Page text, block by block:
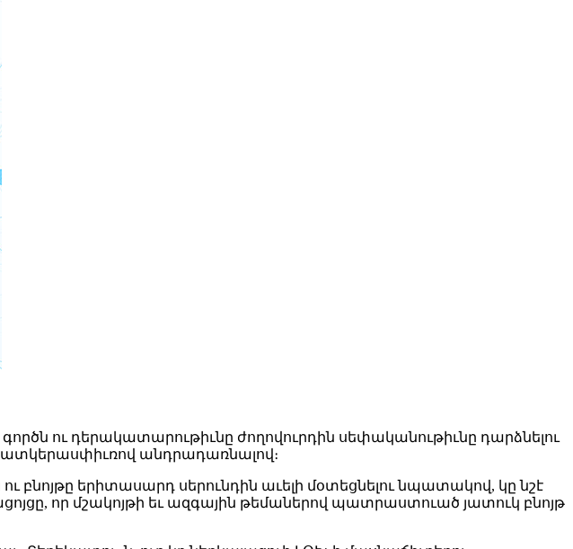
ու դերակատարութիւնը ժողովուրդին սեփականութիւնը դարձնելու
անդրադառնալով։
երիտասարդ սերունդին աւելի մօտեցնելու նպատակով, կը նշէ
որ մշակոյթի եւ ազգային թեմաներով պատրաստուած յատուկ բնոյթ